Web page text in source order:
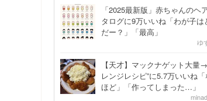
「2025最新版」赤ちゃんのヘ
タログに9万いいね「わが子は
だー？」「最高」
ゆ
【天才】マックナゲット大量
レンジレシピ”に5.7万いいね
ほど」「作ってしまった…」